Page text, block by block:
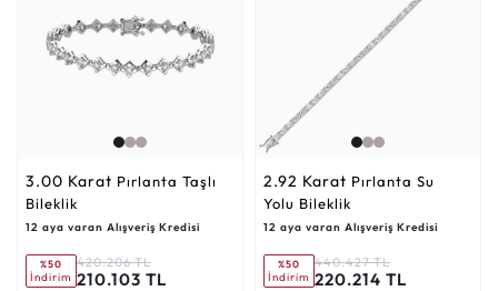
3.00 Karat
Bileklik
12 aya varan Alışveriş Kredisi
%50
İndirim
420.206 TL
210.103 TL
2.92 Karat
Yolu Bileklik
12 aya varan Alışveriş Kredisi
%50
İndirim
440.427 TL
220.214 TL